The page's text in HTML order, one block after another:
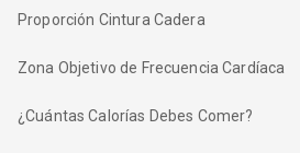
Proporción Cintura Cadera
Zona Objetivo de Frecuencia Cardíaca
¿Cuántas Calorías Debes Comer?